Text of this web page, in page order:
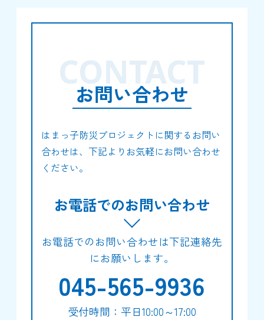
お問い合わせ
CONTACT
はまっ子防災プロジェクトに関するお問い
合わせは、下記よりお気軽にお問い合わせ
ください。
お電話でのお問い合わせ
お電話でのお問い合わせは下記連絡先
にお願いします。
045-565-9936
受付時間：平日10:00～17:00